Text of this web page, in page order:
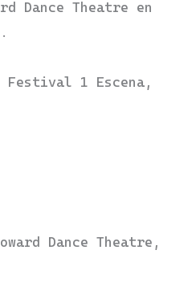
Dance Theatre en
Festival 1 Escena,
Dance Theatre,